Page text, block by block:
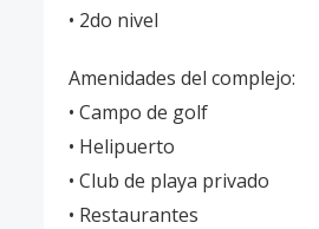
• 2do nivel
Amenidades del complejo:
• Campo de golf
• Helipuerto
• Club de playa privado
• Restaurantes